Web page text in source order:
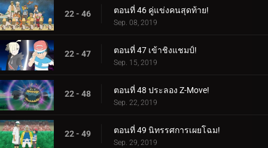
22 - 46 ตอนที่ 46 คู่แข่งคนสุดท้าย!
Sep. 08, 2019
22 - 47 ตอนที่ 47 เข้าชิงแชมป์!
Sep. 15, 2019
22 - 48 ตอนที่ 48 ประลอง Z-Move!
Sep. 22, 2019
22 - 49 ตอนที่ 49 นิทรรศการเผยโฉม!
Sep. 29, 2019